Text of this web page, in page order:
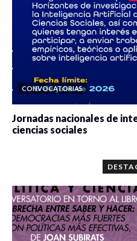
CONVOCATORIAS
Jornadas nacionales de
ciencias sociales